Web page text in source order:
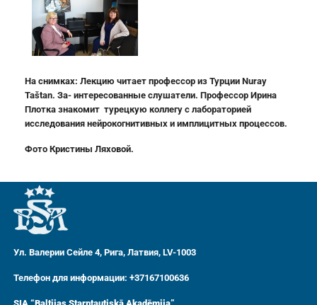
На снимках: Лекцию читает профессор из Турции Nuray
Taštan. За- интересованные слушатели. Профессор Ирина
Плотка знакомит турецкую коллегу с лабораторией
исследования нейрокогнитивных и имплицитных процессов.
Фото Кристины Ляховой.
Ул. Валерии Сейле 4, Рига, Латвия, LV-1003
Телефон для информации: +37167100636